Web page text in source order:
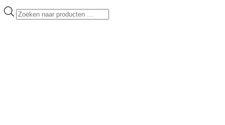
Ga
door
Ga
naar
Producten
zoeken